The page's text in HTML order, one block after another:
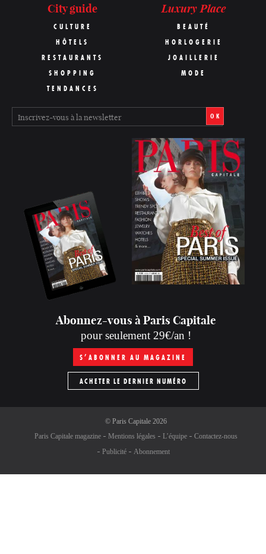
City guide
CULTURE
HÔTELS
RESTAURANTS
SHOPPING
TENDANCES
Luxury Place
BEAUTÉ
HORLOGERIE
JOAILLERIE
MODE
OK
Abonnez-vous à Paris Capitale
pour seulement 29€/an !
S’ABONNER AU MAGAZINE
ACHETER LE DERNIER NUMÉRO
© Paris Capitale2026
Paris Capitale magazine
Mentions légales L’équipe
Contactez-nous
Publicité
Abonnement